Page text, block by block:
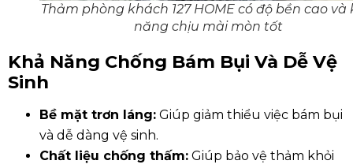
Thảm phòng khách 127 HOME có độ bền cao và
năng chịu mài mòn tốt
Khả Năng Chống Bám Bụi Và Dễ Vệ
Sinh
Bề mặt trơn láng: Giúp giảm thiểu việc bám bụi
và dễ dàng vệ sinh.
Chất liệu chống thấm: Giúp bảo vệ thảm khỏi